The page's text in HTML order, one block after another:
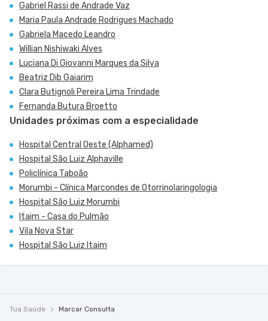
Gabriel Rassi de Andrade Vaz
Maria Paula Andrade Rodrigues Machado
Gabriela Macedo Leandro
Willian Nishiwaki Alves
Luciana Di Giovanni Marques da Silva
Beatriz Dib Gaiarim
Clara Butignoli Pereira Lima Trindade
Fernanda Butura Broetto
Unidades próximas com a especialidade
Hospital Central Oeste (Alphamed)
Hospital São Luiz Alphaville
Policlínica Taboão
Morumbi - Clínica Marcondes de Otorrinolaringologia
Hospital São Luiz Morumbi
Itaim - Casa do Pulmão
Vila Nova Star
Hospital São Luiz Itaim
Tua Saúde Marcar Consulta